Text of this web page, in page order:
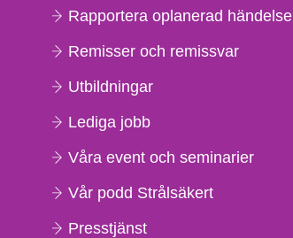
Rapportera oplanerad händelse
Remisser och remissvar
Utbildningar
Lediga jobb
Våra event och seminarier
Vår podd Strålsäkert
Presstjänst